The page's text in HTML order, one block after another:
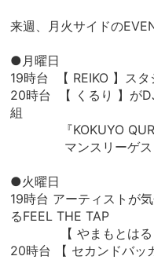
来週、月火サイドの
●月曜日
19時台 【 REIKO 】スタ
20時台 【 くるり 】が
組
『KOKUYO
マンスリーゲスト:
●火曜日
19時台 アーティストが
るFEEL THE TAP
【 やまもとはると
20時台 【 セカンドバッ